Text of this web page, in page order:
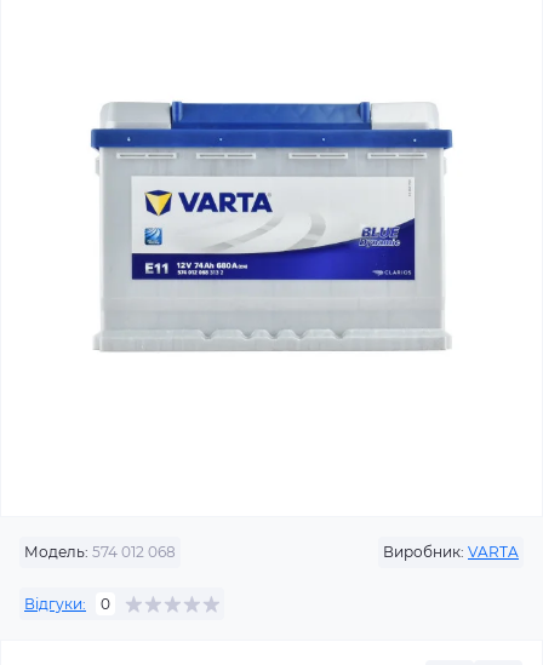
Модель: 574 012 068 Виробник: VARTA
Відгуки: 0